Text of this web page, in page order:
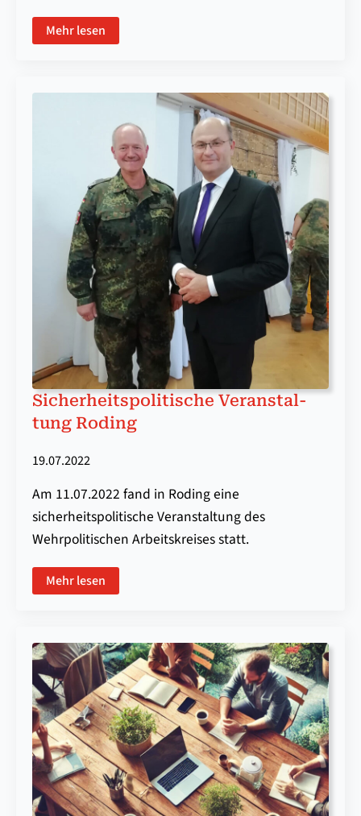
Mehr lesen
Si­cher­heits­po­li­ti­sche Ver­an­stal­
tung Ro­ding
19.07.2022
Am 11.07.2022 fand in Roding eine
sicherheitspolitische Veranstaltung des
Wehrpolitischen Arbeitskreises statt.
Mehr lesen